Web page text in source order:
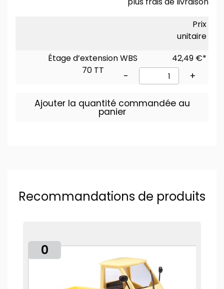
Prix
unitaire
Étage d’extension WBS
70 TT
42,49 €*
- +
Ajouter la quantité commandée au
panier
Recommandations de produits
0